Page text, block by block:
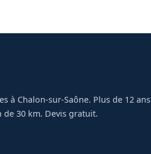
à Chalon-sur-Saône. Plus de 12 ans
30 km. Devis gratuit.